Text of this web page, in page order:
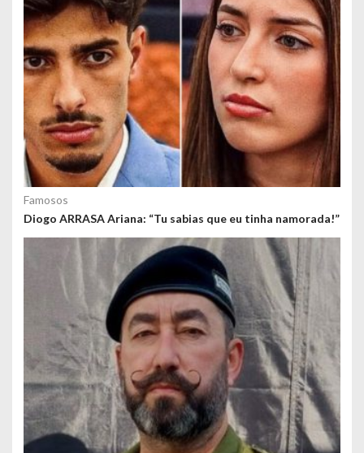
Famosos
Diogo ARRASA Ariana: “Tu sabias que eu tinha namorada!”